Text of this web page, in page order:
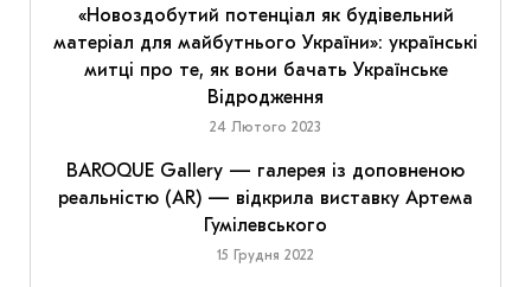
«Новоздобутий потенціал як будівельний
матеріал для майбутнього України»: українські
митці про те, як вони бачать Українське
Відродження
24 Лютого 2023
BAROQUE Gallery — галерея із доповненою
реальністю (AR) — відкрила виставку Артема
Гумілевського
15 Грудня 2022